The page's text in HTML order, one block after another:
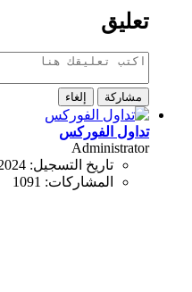
تعليق
مشاركة إلغاء
تداول الفوركس
Administrator
تاريخ التسجيل:
المشاركات: 1091